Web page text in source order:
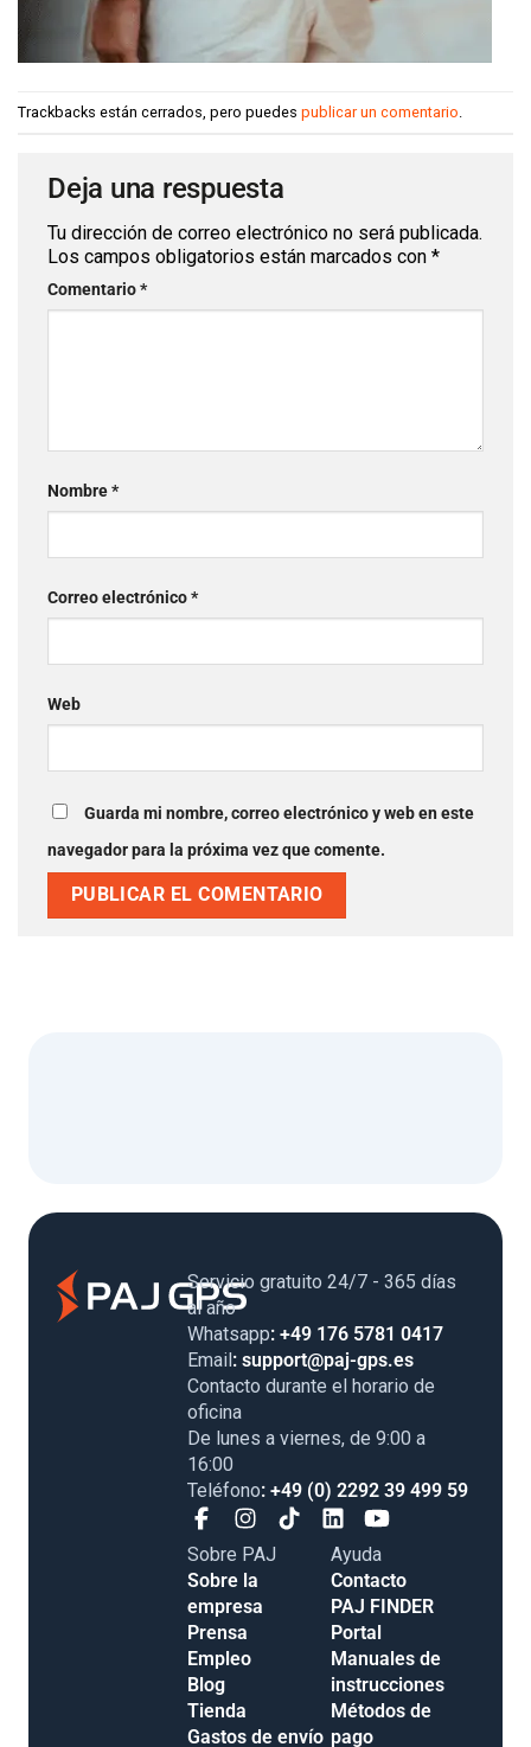
Trackbacks están cerrados, pero puedes publicar un comentario
Deja una respuesta
Tu dirección de correo electrónico no será publicada.
Los campos obligatorios están marcados con *
Comentario*
Nombre*
Correo electrónico*
Web
Guarda mi nombre, correo electrónico y web en este
navegador para la próxima vez que comente.
Servicio gratuito 24/7 - 365 días
al año
Whatsapp: +49 176 5781 0417
Email: support@paj-gps.es
Contacto durante el horario de
oficina
De lunes a viernes, de 9:00 a
16:00
Teléfono: +49 (0) 2292 39 499 59
Sobre PAJ
Sobre la
empresa
Prensa
Empleo
Blog
Tienda
Gastos de envío
Ayuda
Contacto
PAJ FINDER
Portal
Manuales de
instrucciones
Métodos de
pago